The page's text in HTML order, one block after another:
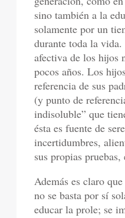
sino también a la
solamente por un
durante toda la
afectiva de los hijos
pocos años. Los
referencia de sus
(y punto de
indisoluble” que
ésta es fuente de
incertidumbres,
sus propias pruebas,
Además es claro
no se basta por sí
educar la prole; se